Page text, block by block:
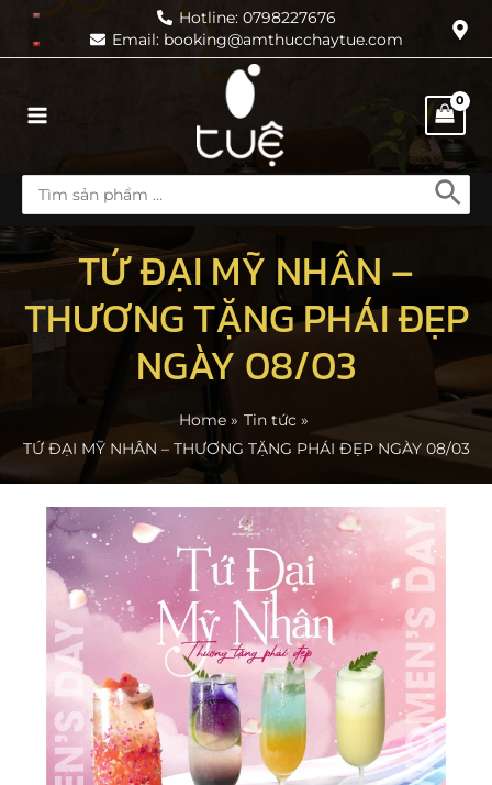
Hotline: 0798227676
Email: booking@amthucchaytue.com
Menu
Search
for:
TỨ ĐẠI MỸ NHÂN –
THƯƠNG TẶNG PHÁI ĐẸP
NGÀY 08/03
Home
Tin tức
TỨ ĐẠI MỸ NHÂN – THƯƠNG TẶNG PHÁI ĐẸP NGÀY 08/03